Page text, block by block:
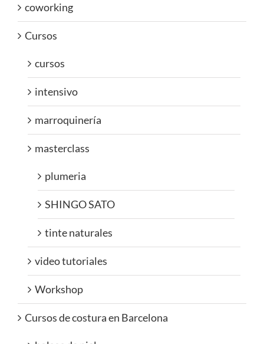
coworking
Cursos
cursos
intensivo
marroquinería
masterclass
plumeria
SHINGO SATO
tinte naturales
video tutoriales
Workshop
Cursos de costura en Barcelona